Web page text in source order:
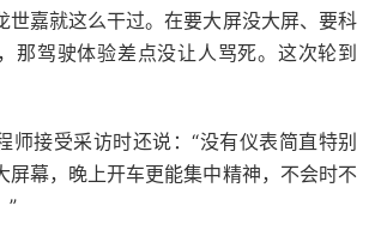
世嘉就这么干过。在要大屏没大屏、要科
那驾驶体验差点没让人骂死。这次轮到
师接受采访时还说：“没有仪表简直特别
屏幕，晚上开车更能集中精神，不会时不
”